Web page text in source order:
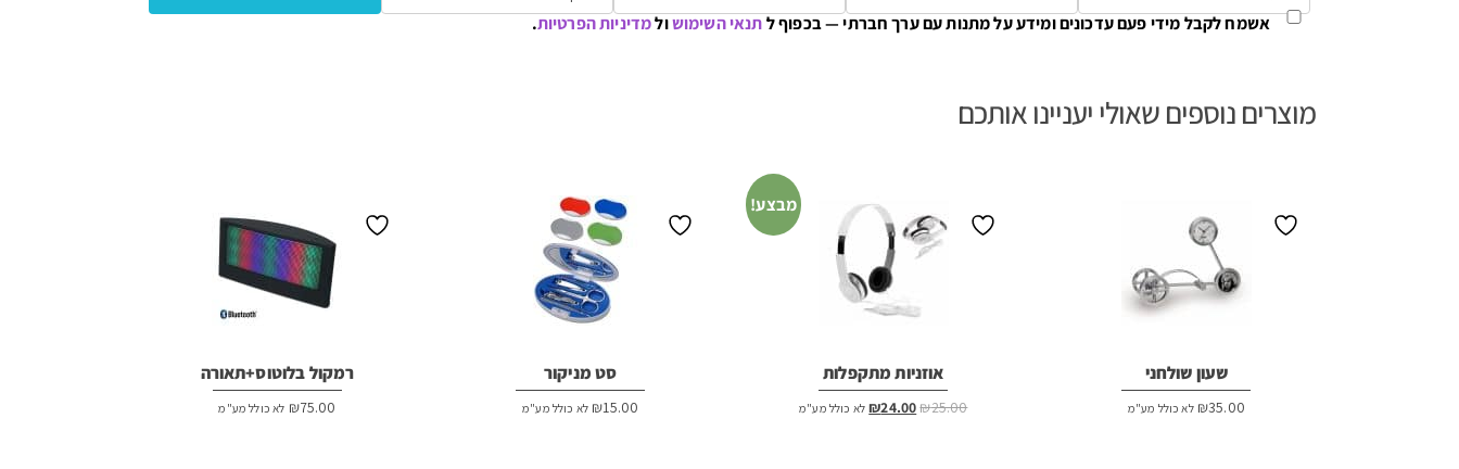
אשמח לקבל מידי פעם עדכונים ומידע על מתנות עם ערך חברתי — בכפוף לתנאי השימושולמדיניות הפרטיות.
מוצרים נוספים שאולי יעניינו אותכם
שעון שולחני
₪35.00 לא כולל מע"מ
מבצע!
אוזניות מתקפלות
₪25.00
המחיר₪24.00 המחיר
לא כולל מע"מ
סט מניקור
₪15.00 לא כולל מע"מ
רמקול בלוטוס+תאורה
₪75.00 לא כולל מע"מ